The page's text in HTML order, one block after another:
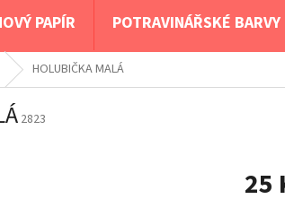
PAPÍR POTRAVINÁŘSKÉ BARVY
HOLUBIČKA MALÁ
2823
25